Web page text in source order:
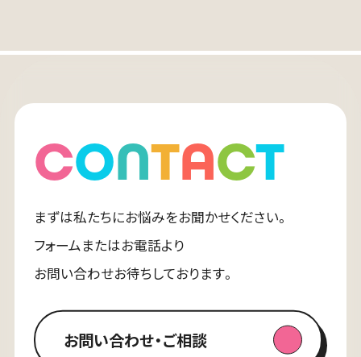
CONTACT
まずは私たちにお悩みをお聞かせください。
フォームまたはお電話より
お問い合わせお待ちしております。
お問い合わせ・ご相談